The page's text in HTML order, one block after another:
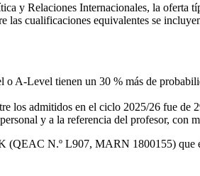
y Relaciones Internacionales, la
cualificaciones equivalentes se
A-Level tienen un 30 % más de
los admitidos en el ciclo 2025/26 fue de
y a la referencia del profesor, con
N.º L907, MARN 1800155) que